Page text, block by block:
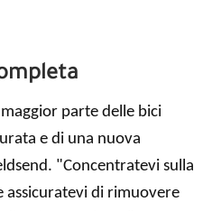
parte delle bici
e di una nuova
"Concentratevi sulla
assicuratevi di rimuovere